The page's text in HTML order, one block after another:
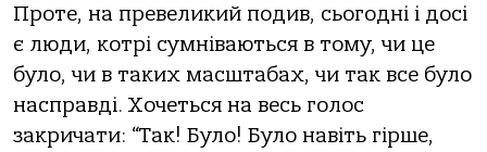
Проте, на превеликий подив, сьогодні і досі
є люди, котрі сумніваються в тому, чи це
було, чи в таких масштабах, чи так все було
насправді. Хочеться на весь голос
закричати: “Так! Було! Було навіть гірше,